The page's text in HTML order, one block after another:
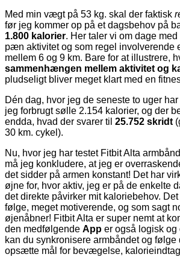
Med min vægt på 53 kg. skal der faktisk
før jeg kommer op på et dagsbehov på
1.800 kalorier. Her taler vi om dage
pæn aktivitet og som regel involverende
mellem 6 og 9 km. Bare for at illustrere,
sammenhængen mellem aktivitet og
pludseligt bliver meget klart med en
Dén dag, hvor jeg de seneste to uger
jeg forbrugt sølle 2.154 kalorier, og der
endda, hvad der svarer til 25.752 skridt
30 km. cykel).
Nu, hvor jeg har testet Fitbit Alta
må jeg konkludere, at jeg er
det sidder på armen konstant! Det har
øjne for, hvor aktiv, jeg er på de enkelte
det direkte påvirker mit kaloriebehov.
følge, meget motiverende, og som sagt
øjenåbner! Fitbit Alta er super nemt at
den medfølgende App er også logisk
kan du synkronisere armbåndet og følge
opsætte mål for bevægelse,